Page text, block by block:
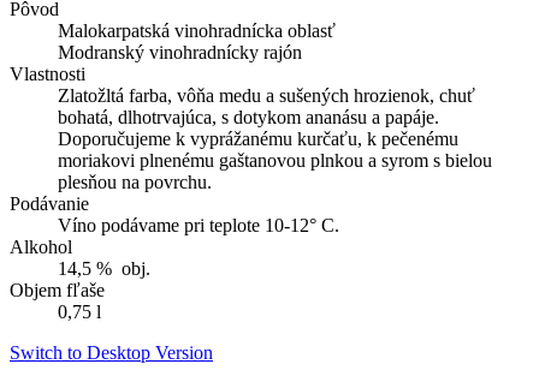
Pôvod
Malokarpatská vinohradnícka oblasť
Modranský vinohradnícky rajón
Vlastnosti
Zlatožltá farba, vôňa medu a sušených hrozienok, chuť
bohatá, dlhotrvajúca, s dotykom ananásu a papáje.
Doporučujeme k vyprážanému kurčaťu, k pečenému
moriakovi plnenému gaštanovou plnkou a syrom s bielou
plesňou na povrchu.
Podávanie
Víno podávame pri teplote 10-12° C.
Alkohol
14,5 % obj.
Objem fľaše
0,75 l
Switch to Desktop Version